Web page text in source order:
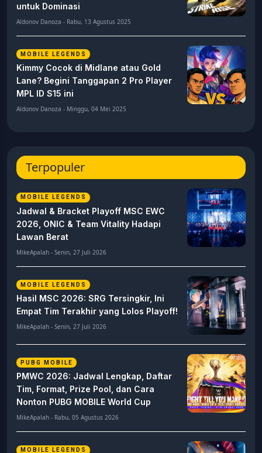
untuk Dominasi
Aldonov Danoza - Rabu, 13 Agustus 2025
MOBILE LEGENDS
Kimmy Cocok di Midlane atau Gold
Lane? Begini Tanggapan 2 Pro Player
MPL ID S15 ini
Aldonov Danoza - Minggu, 04 Mei 2025
Terpopuler
MOBILE LEGENDS
Jadwal & Bracket Playoff MSC EWC
2026, ONIC & Team Vitality Hadapi
Lawan Berat
MikeApalah - Senin, 27 Juli 2026
MOBILE LEGENDS
Hasil MSC 2026: SRG Tersingkir, Ini
Empat Tim Terakhir yang Lolos Playoff!
MikeApalah - Senin, 27 Juli 2026
PUBG MOBILE
PMWC 2026: Jadwal Lengkap, Daftar
Tim, Format, Prize Pool, dan Cara
Nonton PUBG MOBILE World Cup
MikeApalah - Rabu, 05 Agustus 2026
MOBILE LEGENDS